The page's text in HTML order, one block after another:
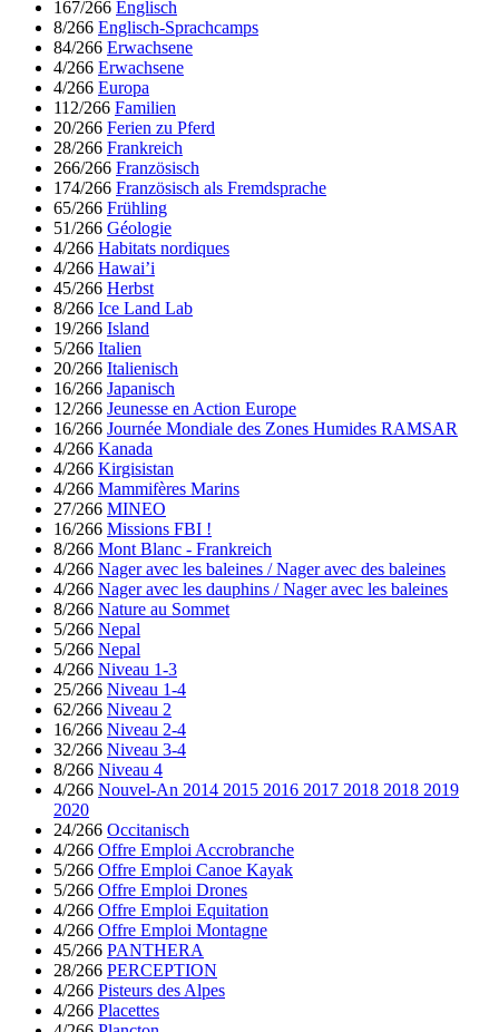
167/266 Englisch
8/266 Englisch-Sprachcamps
84/266 Erwachsene
4/266 Erwachsene
4/266 Europa
112/266 Familien
20/266 Ferien zu Pferd
28/266 Frankreich
266/266 Französisch
174/266 Französisch als Fremdsprache
65/266 Frühling
51/266 Géologie
4/266 Habitats nordiques
4/266 Hawai’i
45/266 Herbst
8/266 Ice Land Lab
19/266 Island
5/266 Italien
20/266 Italienisch
16/266 Japanisch
12/266 Jeunesse en Action Europe
16/266 Journée Mondiale des Zones Humides RAMSAR
4/266 Kanada
4/266 Kirgisistan
4/266 Mammifères Marins
27/266 MINEO
16/266 Missions FBI !
8/266 Mont Blanc - Frankreich
4/266 Nager avec les baleines / Nager avec des baleines
4/266 Nager avec les dauphins / Nager avec les baleines
8/266 Nature au Sommet
5/266 Nepal
5/266 Nepal
4/266 Niveau 1-3
25/266 Niveau 1-4
62/266 Niveau 2
16/266 Niveau 2-4
32/266 Niveau 3-4
8/266 Niveau 4
4/266 Nouvel-An 2014 2015 2016 2017 2018 2018 2019
2020
24/266 Occitanisch
4/266 Offre Emploi Accrobranche
5/266 Offre Emploi Canoe Kayak
5/266 Offre Emploi Drones
4/266 Offre Emploi Equitation
4/266 Offre Emploi Montagne
45/266 PANTHERA
28/266 PERCEPTION
4/266 Pisteurs des Alpes
4/266 Placettes